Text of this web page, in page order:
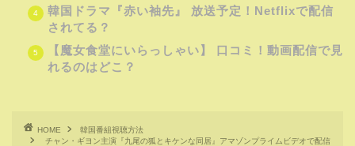
韓国ドラマ『赤い袖先』 放送予定！Netflixで配信
されてる？
【魔女食堂にいらっしゃい】 口コミ！動画配信で見
れるのはどこ？
HOME
韓国番組視聴方法
チャン・ギヨン主演『九尾の狐とキケンな同居』アマゾンプライムビデオで配信